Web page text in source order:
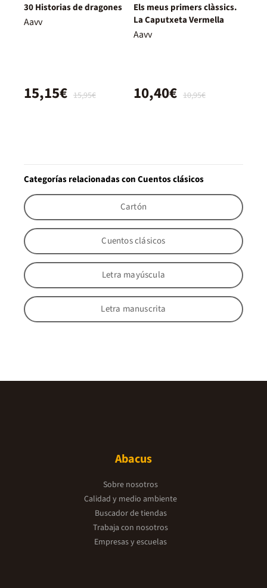
30 Historias de dragones
Aavv
15,95€
15,15€
Els meus primers clàssics.
La Caputxeta Vermella
Aavv
10,95€
10,40€
Categorías relacionadas con Cuentos clásicos
Cartón
Cuentos clásicos
Letra mayúscula
Letra manuscrita
Abacus
Sobre nosotros
Calidad y medio ambiente
Buscador de tiendas
Trabaja con nosotros
Empresas y escuelas